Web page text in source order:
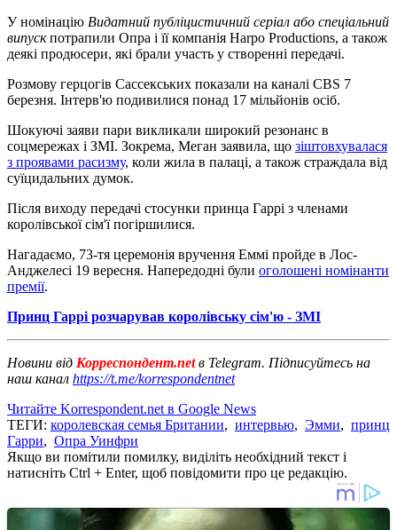
У номінацію Видатний публіцистичний серіал або спеціальний
випускпотрапили Опра і її компанія Harpo Productions, а також
деякі продюсери, які брали участь у створенні передачі.
Розмову герцогів Сассекських показали на каналі CBS 7
березня. Інтерв'ю подивилися понад 17 мільйонів осіб.
Шокуючі заяви пари викликали широкий резонанс в
соцмережах і ЗМІ. Зокрема, Меган заявила, що зіштовхувалася
з проявами расизму, коли жила в палаці, а також страждала від
суїцидальних думок.
Після виходу передачі стосунки принца Гаррі з членами
королівської сім'ї погіршилися.
Нагадаємо, 73-тя церемонія вручення Еммі пройде в Лос-
Анджелесі 19 вересня. Напередодні були оголошені номінанти
премії.
Принц Гаррі розчарував королівську сім'ю - ЗМІ
Новини від Корреспондент.netв Telegram. Підписуйтесь на
наш канал https://t.me/korrespondentnet
Читайте Korrespondent.net в Google News
ТЕГИ: королевская семья Британии, интервью, Эмми, принц
Гарри, Опра Уинфри
Якщо ви помітили помилку, виділіть необхідний текст і
натисніть Ctrl + Enter, щоб повідомити про це редакцію.